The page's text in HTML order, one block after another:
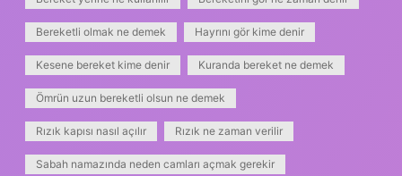
Bereketli olmak ne demek Hayrını gör kime denir
Kesene bereket kime denir Kuranda bereket ne demek
Ömrün uzun bereketli olsun ne demek
Rızık kapısı nasıl açılır Rızık ne zaman verilir
Sabah namazında neden camları açmak gerekir